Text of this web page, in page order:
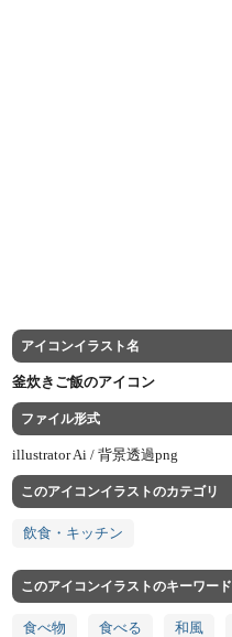
アイコンイラスト名
釜炊きご飯のアイコン
ファイル形式
illustrator Ai /背景透過png
このアイコンイラストのカテゴリ
飲食・キッチン
このアイコンイラストのキーワード
食べ物 食べる 和風